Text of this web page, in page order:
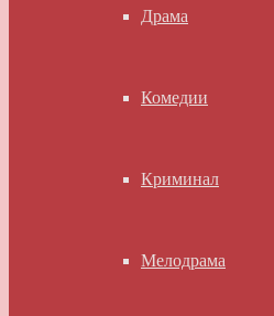
Драма
Комедии
Криминал
Мелодрама